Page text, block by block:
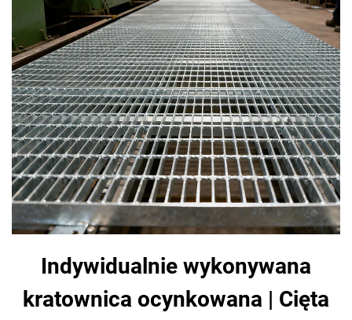
Indywidualnie wykonywana
kratownica ocynkowana | Cięta